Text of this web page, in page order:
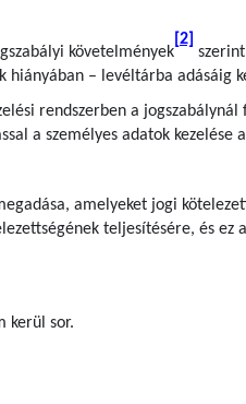
követelmények
[2]
– levéltárba adásáig
rendszerben a jogszabálynál
a személyes adatok kezelése
amelyeket jogi
teljesítésére, és ez
kerül sor.